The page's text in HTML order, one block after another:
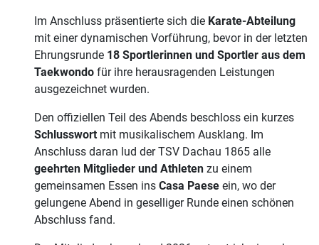
Im Anschluss präsentierte sich die Karate-Abteilung
mit einer dynamischen Vorführung, bevor in der letzten
Ehrungsrunde 18 Sportlerinnen und Sportler aus dem
Taekwondo für ihre herausragenden Leistungen
ausgezeichnet wurden.
Den offiziellen Teil des Abends beschloss ein kurzes
Schlusswort mit musikalischem Ausklang. Im
Anschluss daran lud der TSV Dachau 1865 alle
geehrten Mitglieder und Athleten zu einem
gemeinsamen Essen ins Casa Paese ein, wo der
gelungene Abend in geselliger Runde einen schönen
Abschluss fand.